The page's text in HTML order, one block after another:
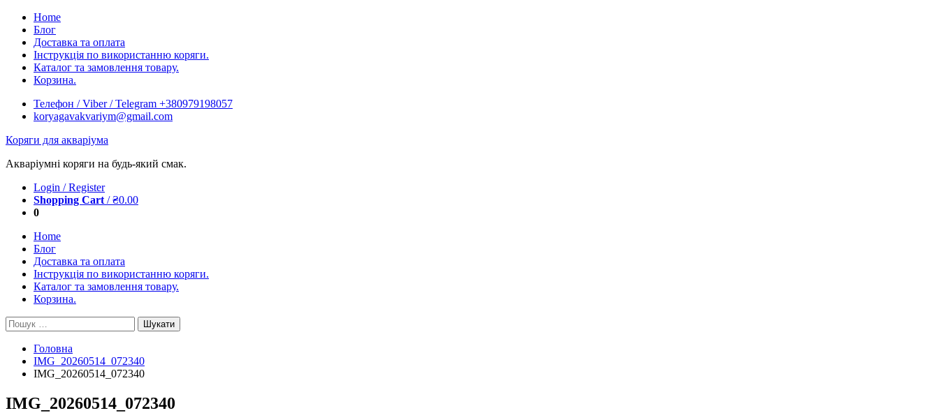
Skip
content
Home
Блог
Доставка та оплата
Інструкція по використанню коряги.
Каталог та замовлення товару.
Корзина.
Телефон / Viber / Telegram +380979198057
koryagavakvariym@gmail.com
Коряги для акваріума
Акваріумні коряги на будь-який смак.
Login / Register
Shopping Cart /₴0.00
0
Home
Блог
Доставка та оплата
Інструкція по використанню коряги.
Каталог та замовлення товару.
Корзина.
Пошук:
Головна
IMG_20260514_072340
IMG_20260514_072340
IMG_20260514_072340